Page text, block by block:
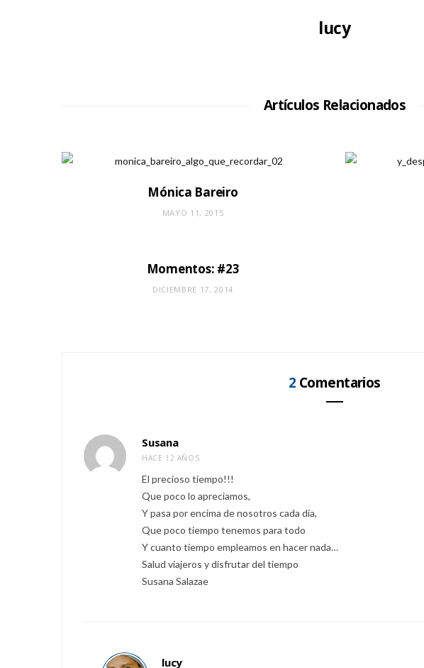
lucy
Artículos Relacionados
Mónica Bareiro
MAYO 11, 2015
Momentos: #23
DICIEMBRE 17, 2014
2 Comentarios
Susana
HACE 12 AÑOS
El precioso tiempo!!!
Que poco lo apreciamos,
Y pasa por encima de nosotros cada día,
Que poco tiempo tenemos para todo
Y cuanto tiempo empleamos en hacer nada…
Salud viajeros y disfrutar del tiempo
Susana Salazae
lucy